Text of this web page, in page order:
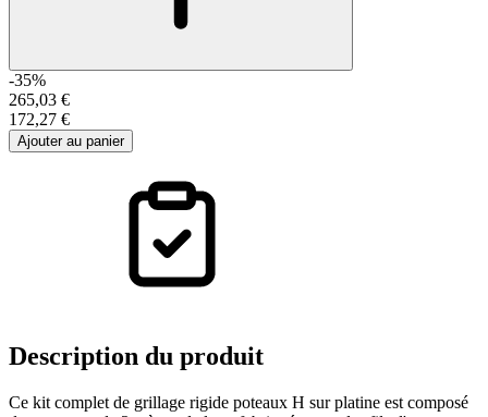
-35%
265,03 €
172,27 €
Ajouter au panier
Description du produit
Ce kit complet de grillage rigide poteaux H sur platine est composé